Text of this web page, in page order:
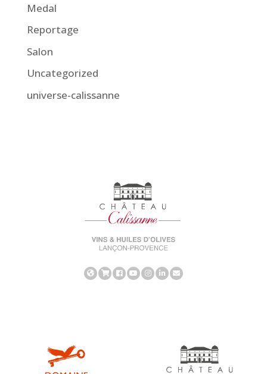
Medal
Reportage
Salon
Uncategorized
universe-calissanne